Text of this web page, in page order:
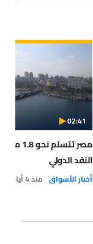
02:41
مصر
النقد الدولي
أخبار الأسواق منذ 4 أيام